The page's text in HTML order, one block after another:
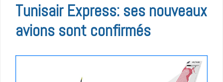
Tunisair Express: ses nouveaux
avions sont confirmés